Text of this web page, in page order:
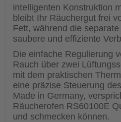
intelligenten Konstruktion
bleibt Ihr Räuchergut frei
Fett, während die
saubere und effiziente
Die einfache Regulierung
Rauch über zwei
mit dem praktischen
eine präzise Steuerung
Made in Germany,
Räucherofen RS60100E
und schmecken können.